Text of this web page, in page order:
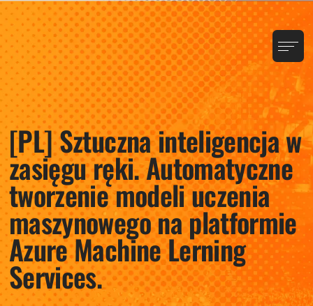
[PL] Sztuczna inteligencja w
zasięgu ręki. Automatyczne
tworzenie modeli uczenia
maszynowego na platformie
Azure Machine Lerning
Services.